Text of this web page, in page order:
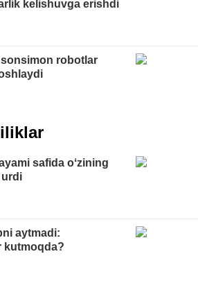
kelishuvga erishdi
robotlar
safida oʻzining
aytmadi:
kutmoqda?